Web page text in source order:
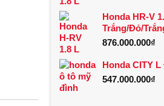
Honda HR-V
Trắng/Đỏ/
876.000.000₫
Honda CITY L
547.000.000₫